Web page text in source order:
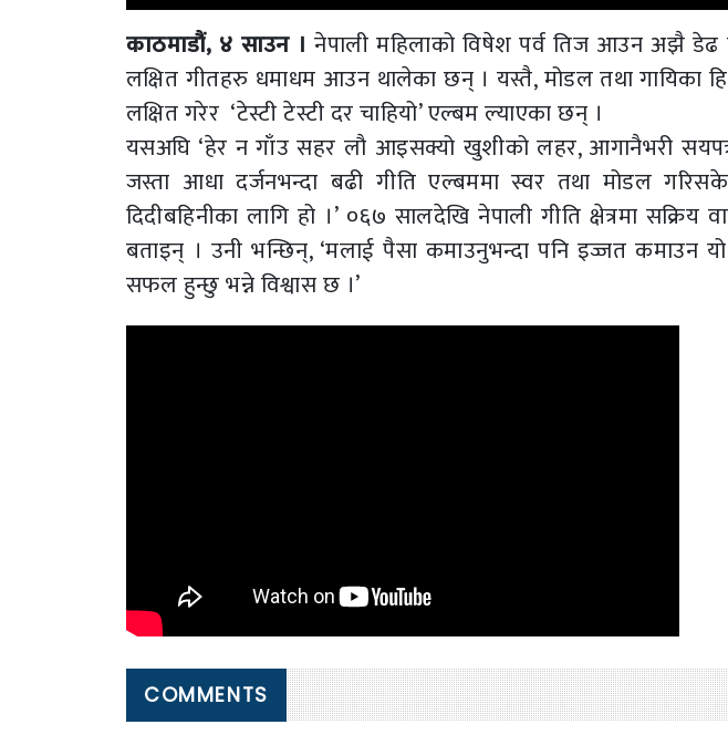
काठमाडौं, ४ साउन । नेपाली महिलाको विषेश पर्व तिज आउन अझै डेढ
लक्षित गीतहरु धमाधम आउन थालेका छन् । यस्तै, मोडल तथा गायिका
लक्षित गरेर ‘टेस्टी टेस्टी दर चाहियो’ एल्बम ल्याएका छन् ।
यसअघि ‘हेर न गाँउ सहर लौ आइसक्यो खुशीको लहर, आगानैभरी
जस्ता आधा दर्जनभन्दा बढी गीति एल्बममा स्वर तथा मोडल
दिदीबहिनीका लागि हो ।’ ०६७ सालदेखि नेपाली गीति क्षेत्रमा
बताइन् । उनी भन्छिन्, ‘मलाई पैसा कमाउनुभन्दा पनि इज्जत कमाउन
सफल हुन्छु भन्ने विश्वास छ ।’
COMMENTS